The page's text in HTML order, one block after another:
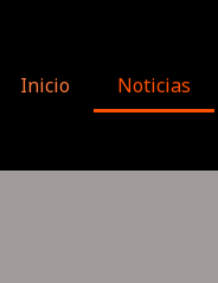
Inicio Noticias